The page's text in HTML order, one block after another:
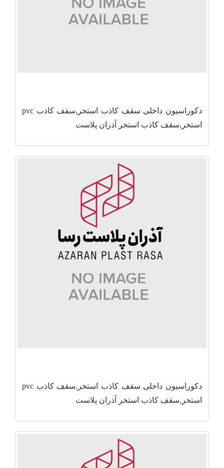
دکوراسیون داخلی سقف کاذب استخر,سقف کاذب pvc
استخر,سقف کاذب استخر آذران پلاست
دکوراسیون داخلی سقف کاذب استخر,سقف کاذب pvc
استخر,سقف کاذب استخر آذران پلاست